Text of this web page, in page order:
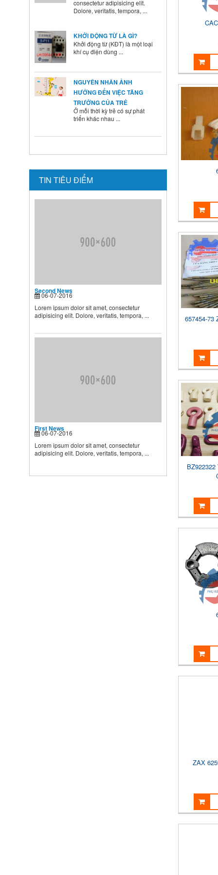
khí cụ điện dùng ...
HƯỞNG ĐẾN VIỆC TĂNG
TRƯỞNG CỦA TRẺ
Ở mỗi thời kỳ trẻ có sự phát
triển khác nhau ...
SINH Ở TRẺ
muốn con mình lớn lên ...
HƯỚNG DẪN CAI SỮA CHO
TIN TIÊU ĐIỂM
Second News
06-07-2016
Lorem ipsum dolor sit amet, consectetur
adipisicing elit. Dolore, veritatis, tempora, ...
First News
06-07-2016
Lorem ipsum dolor sit amet, consectetur
adipisicing elit. Dolore, veritatis, tempora, ...
657454-73
ZAX